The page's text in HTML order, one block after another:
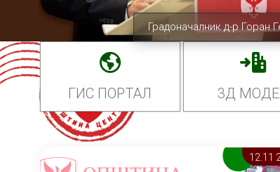
Градоначалник д-р Горан
ГИС ПОРТАЛ 3Д
12.11